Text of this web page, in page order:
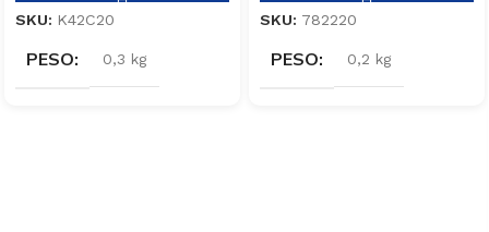
SKU: K42C20
PESO 0,3 kg
SKU: 782220
PESO 0,2 kg